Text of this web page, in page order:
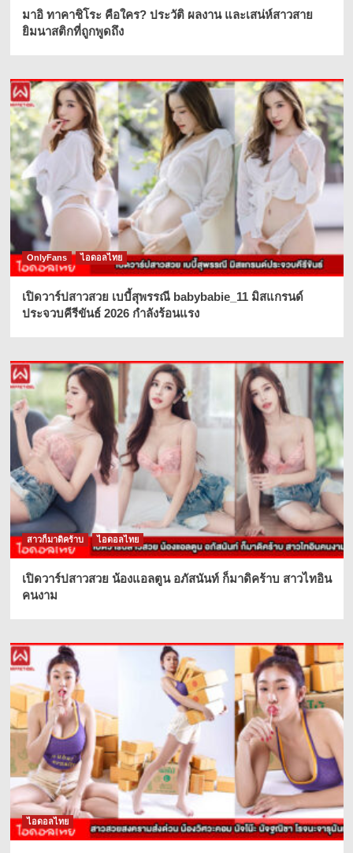
มาอิ ทาคาชิโระ คือใคร? ประวัติ ผลงาน และเสน่ห์สาวสาย
ยิมนาสติกที่ถูกพูดถึง
OnlyFans ไอดอลไทย
เปิดวาร์ปสาวสวย เบบี้สุพรรณี babybabie_11 มิสแกรนด์
ประจวบคีรีขันธ์ 2026 กำลังร้อนแรง
สาวก็มาดิคร้าบ ไอดอลไทย
เปิดวาร์ปสาวสวย น้องแอลตูน อภัสนันท์ ก็มาดิคร้าบ สาวไทอิน
คนงาม
ไอดอลไทย